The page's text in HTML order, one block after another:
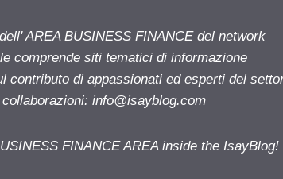
AREA BUSINESS FINANCE del network
comprende siti tematici di informazione
contributo di appassionati ed esperti del
info@isayblog.com
FINANCE AREA inside the IsayBlog!